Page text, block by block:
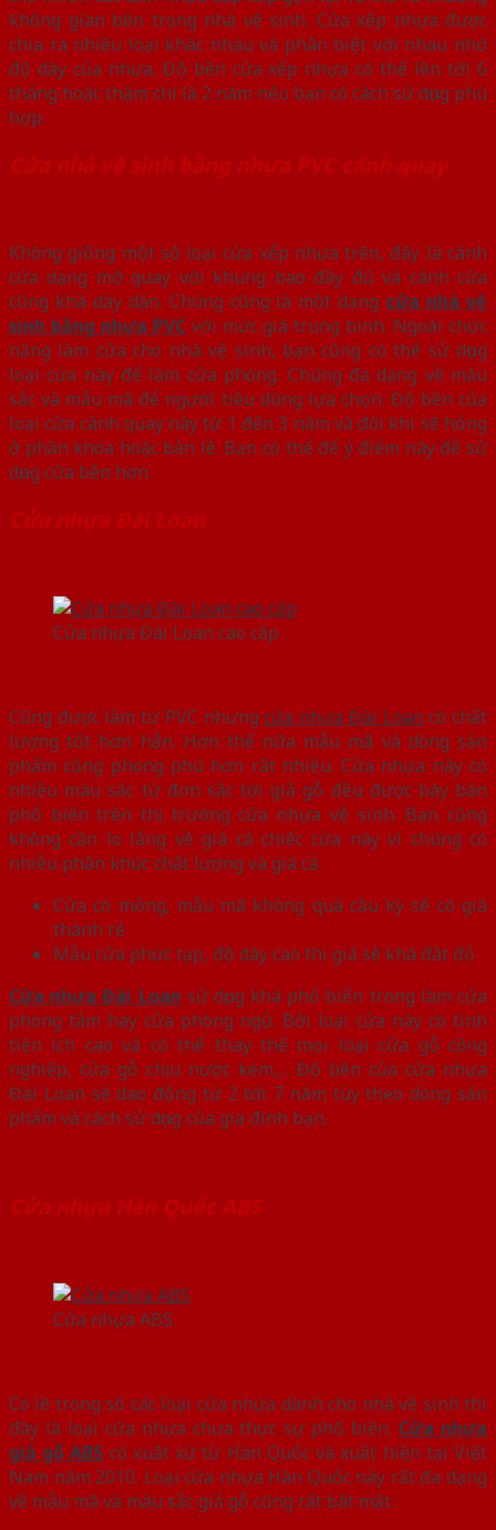
không gian bên trong nhà vệ sinh. Cửa xếp nhựa được
chia ra nhiều loại khác nhau và phân biệt với nhau nhờ
độ dày của nhựa. Độ bền cửa xếp nhựa có thể lên tới 6
tháng hoặc thậm chí là 2 năm nếu bạn có cách sử dụng phù
hợp.
Cửa nhà vệ sinh bằng nhựa PVC cánh quay
Không giống một số loại cửa xếp nhựa trên, đây là cánh
cửa dạng mở quay với khung bao đầy đủ và cánh cửa
cũng khá dày dặn. Chúng cũng là một dạng cửa nhà vệ
sinh bằng nhựa PVCvới mức giá trung bình. Ngoài chức
năng làm cửa cho nhà vệ sinh, bạn cũng có thể sử dụng
loại cửa này để làm cửa phòng. Chúng đa dạng về màu
sắc và mẫu mã để người tiêu dùng lựa chọn. Độ bền của
loại cửa cánh quay này từ 1 đến 3 năm và đôi khi sẽ hỏng
ở phần khóa hoặc bản lề. Bạn có thể để ý điểm này để sử
dụng cửa bền hơn.
Cửa nhựa Đài Loan
Cửa nhựa Đài Loan cao cấp
Cũng được làm từ PVC nhưngcửa nhựa Đài Loan có chất
lượng tốt hơn hẳn. Hơn thế nữa mẫu mã và dòng sản
phẩm cũng phong phú hơn rất nhiều. Cửa nhựa này có
nhiều màu sắc từ đơn sắc tới giả gỗ đều được bày bán
phổ biến trên thị trường cửa nhựa vệ sinh. Bạn cũng
không cần lo lắng về giá cả chiếc cửa này vì chúng có
nhiều phân khúc chất lượng và giá cả.
Cửa có mỏng, mẫu mã không quá cầu kỳ sẽ có giá
thành rẻ
Mẫu cửa phức tạp, độ dày cao thì giá sẽ khá đắt đỏ
Cửa nhựa Đài Loan sử dụng khá phổ biến trong làm cửa
phòng tắm hay cửa phòng ngủ. Bởi loại cửa này có tính
tiện ích cao và có thể thay thế mọi loại cửa gỗ công
nghiệp, cửa gỗ chịu nước kém,… Độ bền của cửa nhựa
Đài Loan sẽ dao động từ 2 tới 7 năm tùy theo dòng sản
phẩm và cách sử dụng của gia đình bạn.
Cửa nhựa Hàn Quốc ABS
Cửa nhựa ABS
Có lẽ trong số các loại cửa nhựa dành cho nhà vệ sinh thì
đây là loại cửa nhựa chưa thực sự phổ biến. Cửa nhựa
giả gỗ ABS có xuất xứ từ Hàn Quốc và xuất hiện tại Việt
Nam năm 2010. Loại cửa nhựa Hàn Quốc này rất đa dạng
về mẫu mã và màu sắc giả gỗ cũng rất bắt mắt.